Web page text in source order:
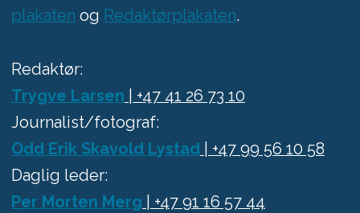
plakaten og Redaktørplakaten.
Redaktør:
Trygve Larsen | +47 41 26 73 10
Journalist/fotograf:
Odd Erik Skavold Lystad| +47 99 56 10 58
Daglig leder:
Per Morten Merg | +47 91 16 57 44